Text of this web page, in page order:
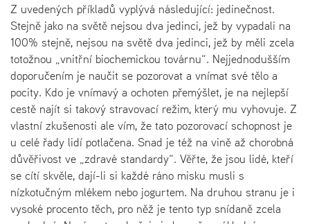
Z uvedených příkladů vyplývá následující: jedinečnost.
Stejně jako na světě nejsou dva jedinci, jež by vypadali na
100% stejně, nejsou na světě dva jedinci, jež by měli zcela
totožnou „vnitřní biochemickou továrnu“. Nejjednodušším
doporučením je naučit se pozorovat a vnímat své tělo a
pocity. Kdo je vnímavý a ochoten přemýšlet, je na nejlepší
cestě najít si takový stravovací režim, který mu vyhovuje. Z
vlastní zkušenosti ale vím, že tato pozorovací schopnost je
u celé řady lidí potlačena. Snad je též na vině až chorobná
důvěřivost ve „zdravé standardy“. Věřte, že jsou lidé, kteří
se cítí skvěle, dají-li si každé ráno misku musli s
nízkotučným mlékem nebo jogurtem. Na druhou stranu je i
vysoké procento těch, pro něž je tento typ snídaně zcela